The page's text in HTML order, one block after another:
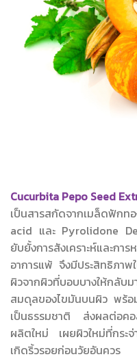
Cucurbita Pepo Seed
เป็นสารสกัดจากเมล็ดฟั
acid และ Pyrolidone
ยับยั้งการสังเคราะห์และกา
อาการแพ้ จึงมีประสิทธิภา
ผิวจากผิวที่บอบบางให้กลับ
สมดุลของไขมันบนผิว พร้อ
เป็นธรรมชาติ ส่งผลต่อคอ
ผลิตใหม่ เผยผิวใหม่ที่กระ
เกิดริ้วรอยก่อนวัยอันควร